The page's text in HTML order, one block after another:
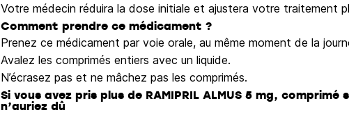
Votre médecin réduira la dose initiale et ajustera votre traitement
Comment prendre ce médicament ?
Prenez ce médicament par voie orale, au même moment de la
Avalez les comprimés entiers avec un liquide.
N’écrasez pas et ne mâchez pas les comprimés.
Si vous avez pris plus de RAMIPRIL ALMUS 5 mg, comprimé
n’auriez dû